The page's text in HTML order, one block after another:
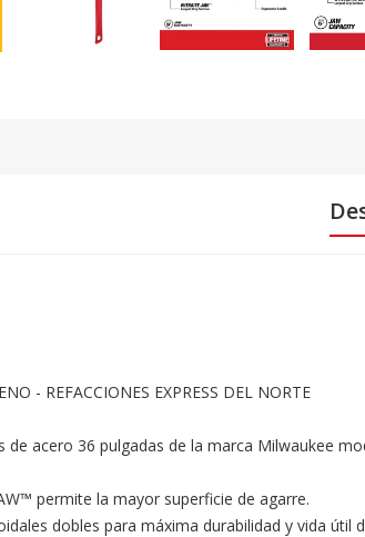
- REFACCIONES EXPRESS DEL NORTE
de acero 36 pulgadas de la marca Milwaukee
permite la mayor superficie de agarre.
dobles para máxima durabilidad y vida útil